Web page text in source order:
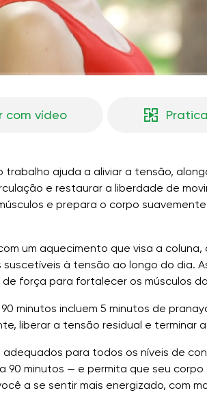
com vídeo
trabalho ajuda a aliviar a tensão,
e restaurar a liberdade de
e prepara o corpo
um aquecimento que visa a
à tensão ao longo do dia.
força para fortalecer os músculos
minutos incluem 5 minutos de
liberar a tensão residual e terminar
adequados para todos os níveis de
90 minutos — e permita que seu
a se sentir mais energizado, com